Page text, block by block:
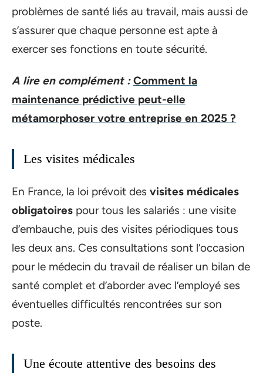
problèmes de santé liés au travail, mais aussi de
s’assurer que chaque personne est apte à
exercer ses fonctions en toute sécurité.
A lire en complément : Comment la
maintenance prédictive peut-elle
métamorphoser votre entreprise en 2025 ?
Les visites médicales
En France, la loi prévoit des visites médicales
obligatoires pour tous les salariés : une visite
d’embauche, puis des visites périodiques tous
les deux ans. Ces consultations sont l’occasion
pour le médecin du travail de réaliser un bilan de
santé complet et d’aborder avec l’employé ses
éventuelles difficultés rencontrées sur son
poste.
Une écoute attentive des besoins des